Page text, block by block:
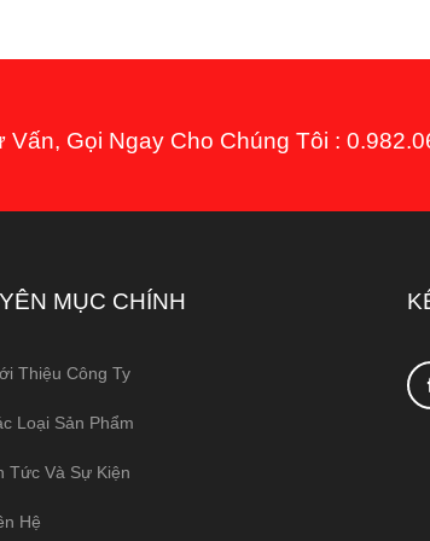
Gọi Ngay Cho Chúng Tôi :
MỤC CHÍNH
Thiệu Công Ty
Loại Sản Phẩm
Tức Và Sự Kiện
Hệ